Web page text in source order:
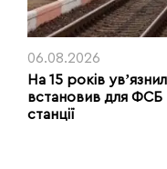
06.08.2026
На 15 років
встановив для ФСБ
станції